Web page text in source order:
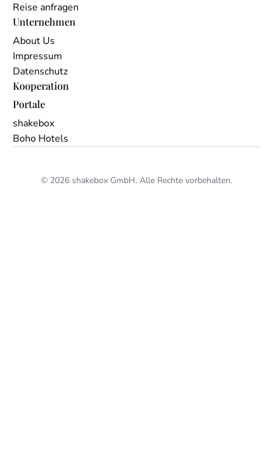
Reise anfragen
Unternehmen
About Us
Impressum
Datenschutz
Kooperation
Portale
shakebox
Boho Hotels
© 2026 shakebox GmbH. Alle Rechte vorbehalten.